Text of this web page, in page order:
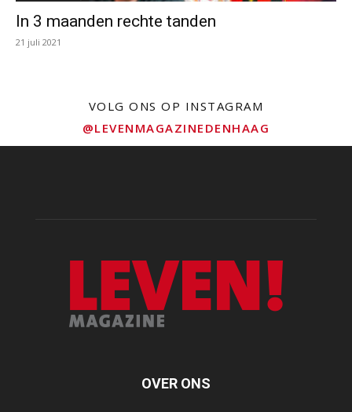
In 3 maanden rechte tanden
21 juli 2021
VOLG ONS OP INSTAGRAM
@LEVENMAGAZINEDENHAAG
OVER ONS